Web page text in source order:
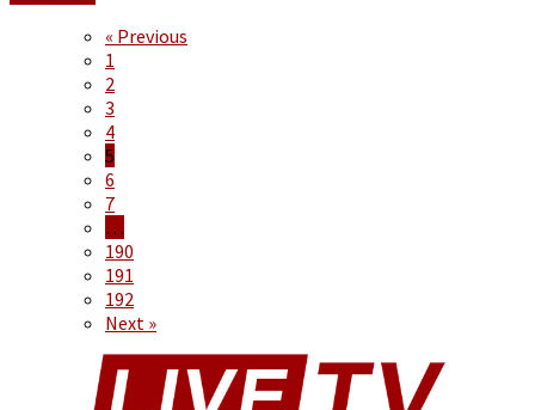
« Previous
1
2
3
4
5
6
7
…
190
191
192
Next »